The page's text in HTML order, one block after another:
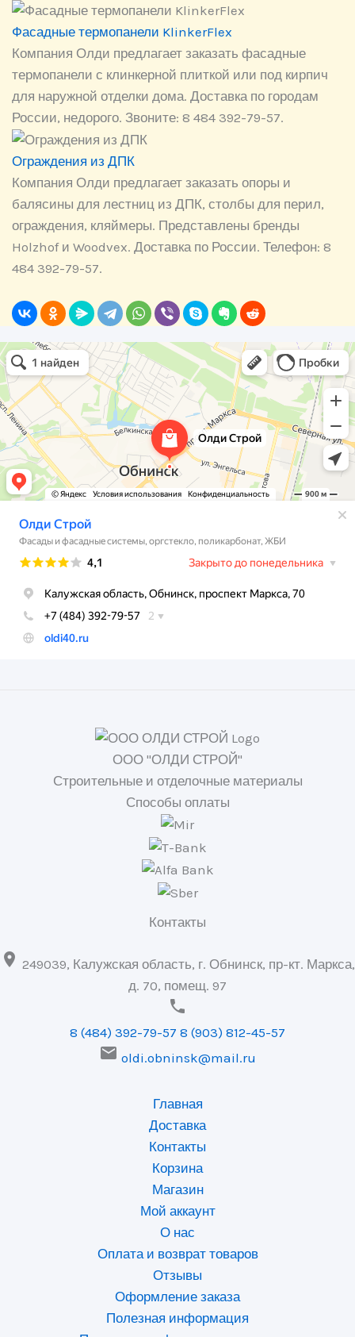
Фасадные термопанели KlinkerFlex
Компания Олди предлагает заказать фасадные
термопанели с клинкерной плиткой или под кирпич
для наружной отделки дома. Доставка по городам
России, недорого. Звоните: 8 484 392-79-57.
Ограждения из ДПК
Компания Олди предлагает заказать опоры и
балясины для лестниц из ДПК, столбы для перил,
ограждения, кляймеры. Представлены бренды
Holzhof и Woodvex. Доставка по России. Телефон: 8
484 392-79-57.
Олди Строй
Фасады и фасадные системы в Обнинске
Оргстекло, поликарбонат в Обнинске
ООО "ОЛДИ СТРОЙ"
Строительные и отделочные материалы
Способы оплаты
Контакты
 249039, Калужская область, г. Обнинск, пр-кт. Маркса,
д. 70, помещ. 97

8 (484) 392-79-57 8 (903) 812-45-57
 oldi.obninsk@mail.ru
Главная
Доставка
Контакты
Корзина
Магазин
Мой аккаунт
О нас
Оплата и возврат товаров
Отзывы
Оформление заказа
Полезная информация